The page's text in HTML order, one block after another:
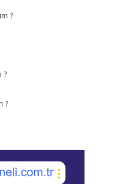
?
?
?